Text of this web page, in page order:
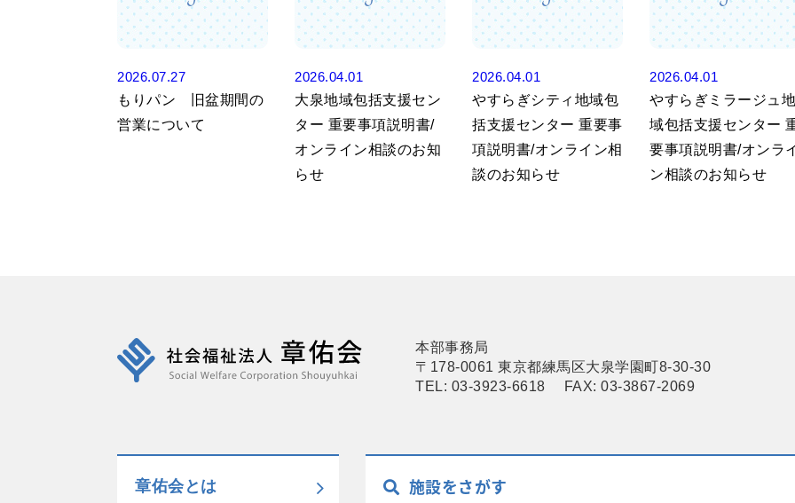
2026.07.27
もりパン 旧盆期間の
営業について
2026.04.01
大泉地域包括支援セン
ター 重要事項説明書/
オンライン相談のお知
らせ
2026.04.01
やすらぎシティ地域包
括支援センター 重要事
項説明書/オンライン相
談のお知らせ
2026.04.01
やすらぎミラージュ地
域包括支援センター
要事項説明書/オンラ
ン相談のお知らせ
本部事務局
〒178-0061 東京都練馬区大泉学園町8-30-30
TEL: 03-3923-6618 FAX: 03-3867-2069
章佑会とは 施設をさがす